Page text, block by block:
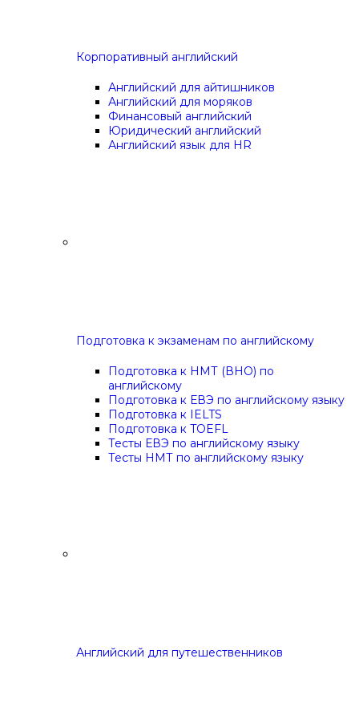
Корпоративный английский
Английский для айтишников
Английский для моряков
Финансовый английский
Юридический английский
Английский язык для HR
Подготовка к экзаменам по английскому
Подготовка к НМТ (ВНО) по
английскому
Подготовка к ЕВЭ по английскому языку
Подготовка к IELTS
Подготовка к TOEFL
Тесты ЕВЭ по английскому языку
Тесты НМТ по английскому языку
Английский для путешественников